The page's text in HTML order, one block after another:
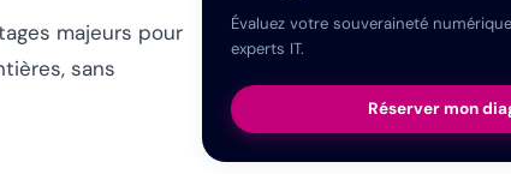
majeurs pour
sans
Évaluez votre souveraineté
experts IT.
Réserver mon